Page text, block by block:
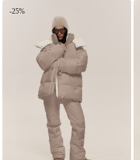
-25%